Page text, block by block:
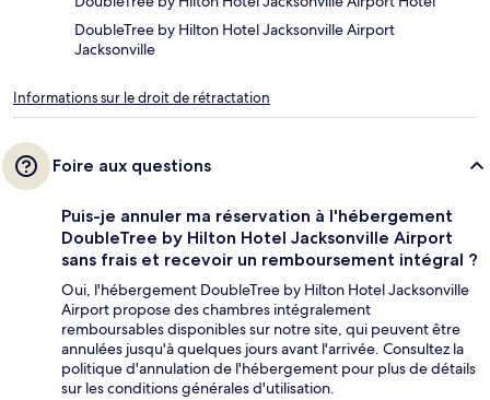
DoubleTree by Hilton Hotel Jacksonville Airport
Jacksonville
Informations sur le droit de rétractation
Foire aux questions
Puis-je annuler ma réservation à l'hébergement
DoubleTree by Hilton Hotel Jacksonville Airport
sans frais et recevoir un remboursement intégral ?
Oui, l'hébergement DoubleTree by Hilton Hotel Jacksonville
Airport propose des chambres intégralement
remboursables disponibles sur notre site, qui peuvent être
annulées jusqu'à quelques jours avant l'arrivée. Consultez la
politique d'annulation de l'hébergement pour plus de détails
sur les conditions générales d'utilisation.